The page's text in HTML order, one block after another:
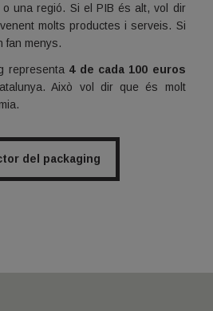
una regió. Si el PIB és alt, vol dir
molts productes i serveis. Si
fan menys.
representa 4 de cada 100 euros
Això vol dir que és molt
del packaging